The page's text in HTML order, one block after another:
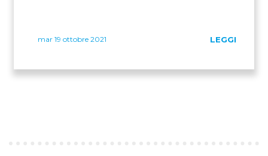
mar 19 ottobre 2021 LEGGI